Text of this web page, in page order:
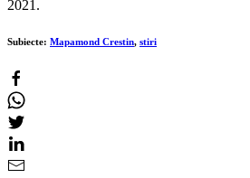
2021.
Subiecte: Mapamond Crestin, stiri